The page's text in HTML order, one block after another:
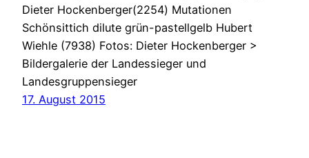
Dieter Hockenberger(2254) Mutationen
Schönsittich dilute grün-pastellgelb Hubert
Wiehle (7938) Fotos: Dieter Hockenberger >
Bildergalerie der Landessieger und
Landesgruppensieger
17. August 2015